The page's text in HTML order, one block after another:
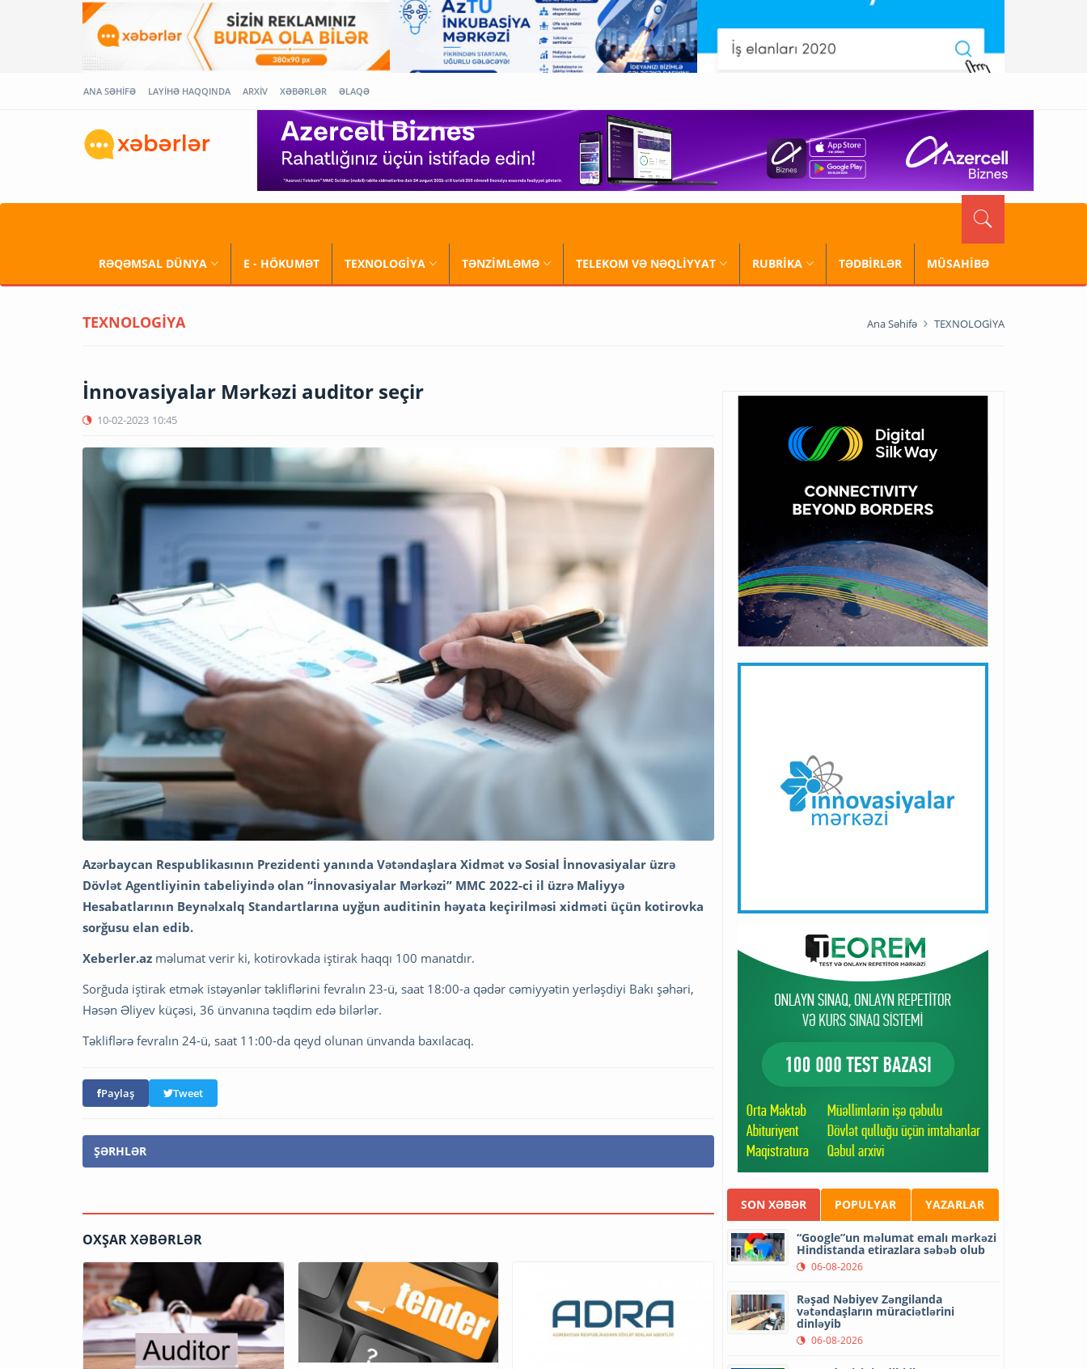
ANA SƏHİFƏ LAYİHƏ HAQQINDA ARXİV XƏBƏRLƏR ƏLAQƏ
RƏQƏMSAL DÜNYA E - HÖKUMƏT TEXNOLOGİYA TƏNZİMLƏMƏ TELEKOM VƏ NƏQLİYYAT RUBRİKA TƏDBİRLƏR MÜSAHİBƏ
TEXNOLOGİYA Ana Səhifə TEXNOLOGİYA
İnnovasiyalar Mərkəzi auditor seçir
10-02-2023 10:45
Azərbaycan Respublikasının Prezidenti yanında Vətəndaşlara Xidmət və Sosial İnnovasiyalar üzrə
Dövlət Agentliyinin tabeliyində olan “İnnovasiyalar Mərkəzi” MMC 2022-ci il üzrə Maliyyə
Hesabatlarının Beynəlxalq Standartlarına uyğun auditinin həyata keçirilməsi xidməti üçün kotirovka
sorğusu elan edib.
Xeberler.az məlumat verir ki, kotirovkada iştirak haqqı 100 manatdır.
Sorğuda iştirak etmək istəyənlər təkliflərini fevralın 23-ü, saat 18:00-a qədər cəmiyyətin yerləşdiyi Bakı şəhəri,
Həsən Əliyev küçəsi, 36 ünvanına təqdim edə bilərlər.
Təkliflərə fevralın 24-ü, saat 11:00-da qeyd olunan ünvanda baxılacaq.
Paylaş Tweet
ŞƏRHLƏR
OXŞAR XƏBƏRLƏR
SON XƏBƏR POPULYAR YAZARLAR
“Google”un məlumat emalı mərkəzi
Hindistanda etirazlara səbəb olub
06-08-2026
Rəşad Nəbiyev Zəngilanda
vətəndaşların müraciətlərini
dinləyib
06-08-2026